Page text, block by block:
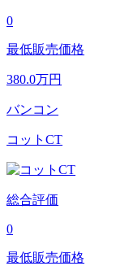
0
最低販売価格
380.0万円
バンコン
コットCT
総合評価
0
最低販売価格